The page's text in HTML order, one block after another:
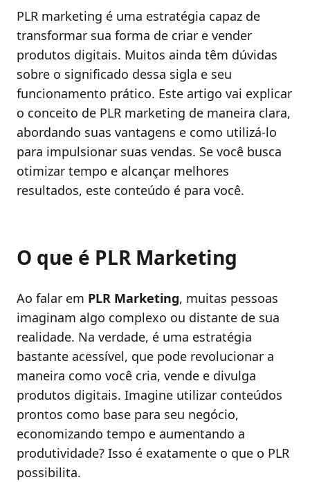
PLR marketing é uma estratégia capaz de
transformar sua forma de criar e vender
produtos digitais. Muitos ainda têm dúvidas
sobre o significado dessa sigla e seu
funcionamento prático. Este artigo vai explicar
o conceito de PLR marketing de maneira clara,
abordando suas vantagens e como utilizá-lo
para impulsionar suas vendas. Se você busca
otimizar tempo e alcançar melhores
resultados, este conteúdo é para você.
O que é PLR Marketing
Ao falar em PLR Marketing, muitas pessoas
imaginam algo complexo ou distante de sua
realidade. Na verdade, é uma estratégia
bastante acessível, que pode revolucionar a
maneira como você cria, vende e divulga
produtos digitais. Imagine utilizar conteúdos
prontos como base para seu negócio,
economizando tempo e aumentando a
produtividade? Isso é exatamente o que o PLR
possibilita.